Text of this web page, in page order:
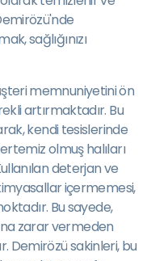
sağlığınızı
memnuniyetini ön
artırmaktadır. Bu
kendi tesislerinde
olmuş halıları
deterjan ve
içermemesi,
Bu sayede,
zarar vermeden
Demirözü sakinleri, bu